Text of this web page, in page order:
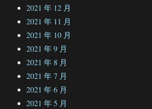
2021 年 12 月
2021 年 11 月
2021 年 10 月
2021 年 9 月
2021 年 8 月
2021 年 7 月
2021 年 6 月
2021 年 5 月